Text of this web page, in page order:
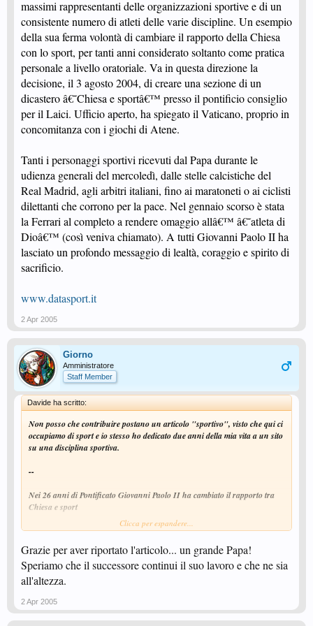
massimi rappresentanti delle organizzazioni sportive e di un
consistente numero di atleti delle varie discipline. Un esempio
della sua ferma volontà di cambiare il rapporto della Chiesa
con lo sport, per tanti anni considerato soltanto come pratica
personale a livello oratoriale. Va in questa direzione la
decisione, il 3 agosto 2004, di creare una sezione di un
dicastero â€˜Chiesa e sportâ€™ presso il pontificio consiglio
per il Laici. Ufficio aperto, ha spiegato il Vaticano, proprio in
concomitanza con i giochi di Atene.
Tanti i personaggi sportivi ricevuti dal Papa durante le
udienza generali del mercoledì, dalle stelle calcistiche del
Real Madrid, agli arbitri italiani, fino ai maratoneti o ai ciclisti
dilettanti che corrono per la pace. Nel gennaio scorso è stata
la Ferrari al completo a rendere omaggio allâ€™ â€˜atleta di
Dioâ€™ (così veniva chiamato). A tutti Giovanni Paolo II ha
lasciato un profondo messaggio di lealtà, coraggio e spirito di
sacrificio.
www.datasport.it
2 Apr 2005
Giorno
Amministratore
Staff Member
Davide ha scritto:
Non posso che contribuire postano un articolo "sportivo", visto che qui ci
occupiamo di sport e io stesso ho dedicato due anni della mia vita a un sito
su una disciplina sportiva.
--
Nei 26 anni di Pontificato Giovanni Paolo II ha cambiato il rapporto tra
Chiesa e sport
Il Papa è morto. Tutto il mondo lo piange, compreso il mondo dello sport,
rapporto strettissimo. Giovanni Paolo II verrà ricordato infatti per essere
stato il primo Papa sportivo della storia.
Calciatore in gioventù a Wadowice, città a 50 chilometri da Cracovia, dove
era nato il 18 maggio 1920, e portiere della squadra della scuola durante gli
studi classici, Karol Wojtyla ha praticato fino a età avanzata molti altri
sport: dal nuoto al canottaggio allo sci alpino. Le immagini che lo
Clicca per espandere...
Grazie per aver riportato l'articolo... un grande Papa!
Speriamo che il successore continui il suo lavoro e che ne sia
all'altezza.
2 Apr 2005